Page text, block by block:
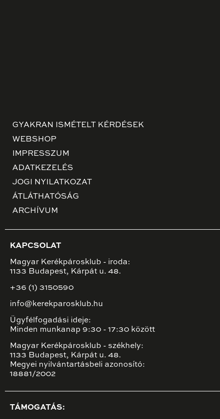
GYAKRAN ISMÉTELT KÉRDÉSEK
WEBSHOP
IMPRESSZUM
ADATKEZELÉS
JOGI NYILATKOZAT
ÁTLÁTHATÓSÁG
ARCHÍVUM
KAPCSOLAT
Magyar Kerékpárosklub - iroda:
1133 Budapest, Kárpát u. 48.
+36 (1) 3150590
info@kerekparosklub.hu
Ügyfélfogadási ideje:
Minden munkanap 9:30 - 17:30 között
Magyar Kerékpárosklub - székhely:
1133 Budapest, Kárpát u. 48.
Megyei nyilvántartásbeli azonosító:
18881/2002
TÁMOGATÁS: